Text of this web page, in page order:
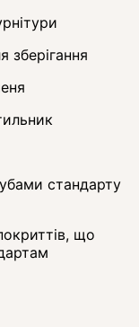
зберігання
стандарту
що